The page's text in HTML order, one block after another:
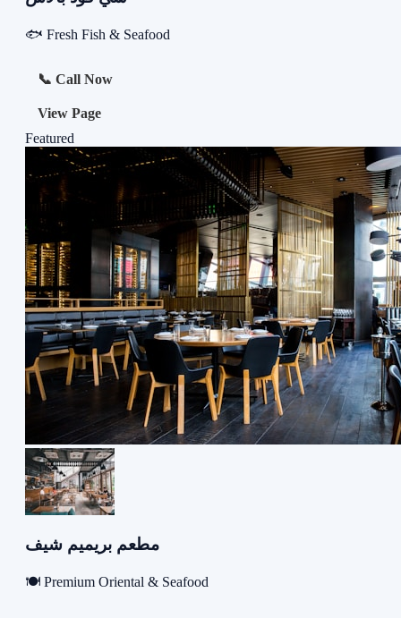
🐟 Fresh Fish & Seafood
📞 Call Now
View Page
Featured
مطعم بريميم شيف
🍽️ Premium Oriental & Seafood